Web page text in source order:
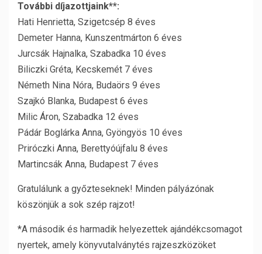
További díjazottjaink**:
Hati Henrietta, Szigetcsép 8 éves
Demeter Hanna, Kunszentmárton 6 éves
Jurcsák Hajnalka, Szabadka 10 éves
Biliczki Gréta, Kecskemét 7 éves
Németh Nina Nóra, Budaörs 9 éves
Szajkó Blanka, Budapest 6 éves
Milic Áron, Szabadka 12 éves
Pádár Boglárka Anna, Gyöngyös 10 éves
Priróczki Anna, Berettyóújfalu 8 éves
Martincsák Anna, Budapest 7 éves
Gratulálunk a győzteseknek! Minden pályázónak
köszönjük a sok szép rajzot!
*A második és harmadik helyezettek ajándékcsomagot
nyertek, amely könyvutalványtés rajzeszközöket